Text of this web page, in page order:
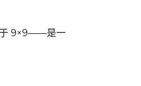
于 9×9——是一